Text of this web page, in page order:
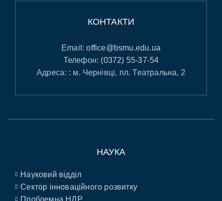
КОНТАКТИ
Email:office@bsmu.edu.ua
Телефон: (0372) 55-37-54
Адреса: : м. Чернівці, пл. Театральна, 2
НАУКА
Науковий відділ
Сектор інноваційного розвитку
Проблемна НДР